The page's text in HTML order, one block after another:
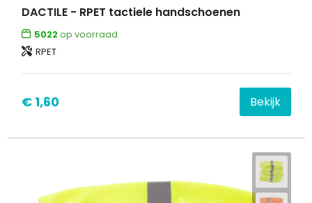
DACTILE - RPET tactiele handschoenen
5022 op voorraad
RPET
€ 1,60 Bekijk